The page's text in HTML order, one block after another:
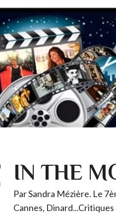
IN THE
Par Sandra Mézière. Le
Cannes,